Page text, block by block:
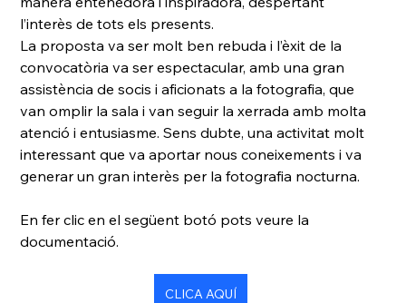
l’interès de tots els presents.
La proposta va ser molt ben rebuda i l’èxit de la
convocatòria va ser espectacular, amb una gran
assistència de socis i aficionats a la fotografia, que
van omplir la sala i van seguir la xerrada amb molta
atenció i entusiasme. Sens dubte, una activitat molt
interessant que va aportar nous coneixements i va
generar un gran interès per la fotografia nocturna.
En fer clic en el següent botó pots veure la
documentació.
CLICA AQUÍ